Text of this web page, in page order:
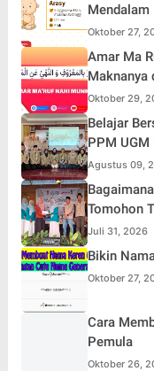
Mendalam
Oktober 27,
Amar Ma
Maknanya
Oktober 29,
Belajar
PPM UGM
Agustus 09,
Tomohon
Juli 31, 2026
Bikin
Oktober 27,
Cara
Pemula
Oktober 26,